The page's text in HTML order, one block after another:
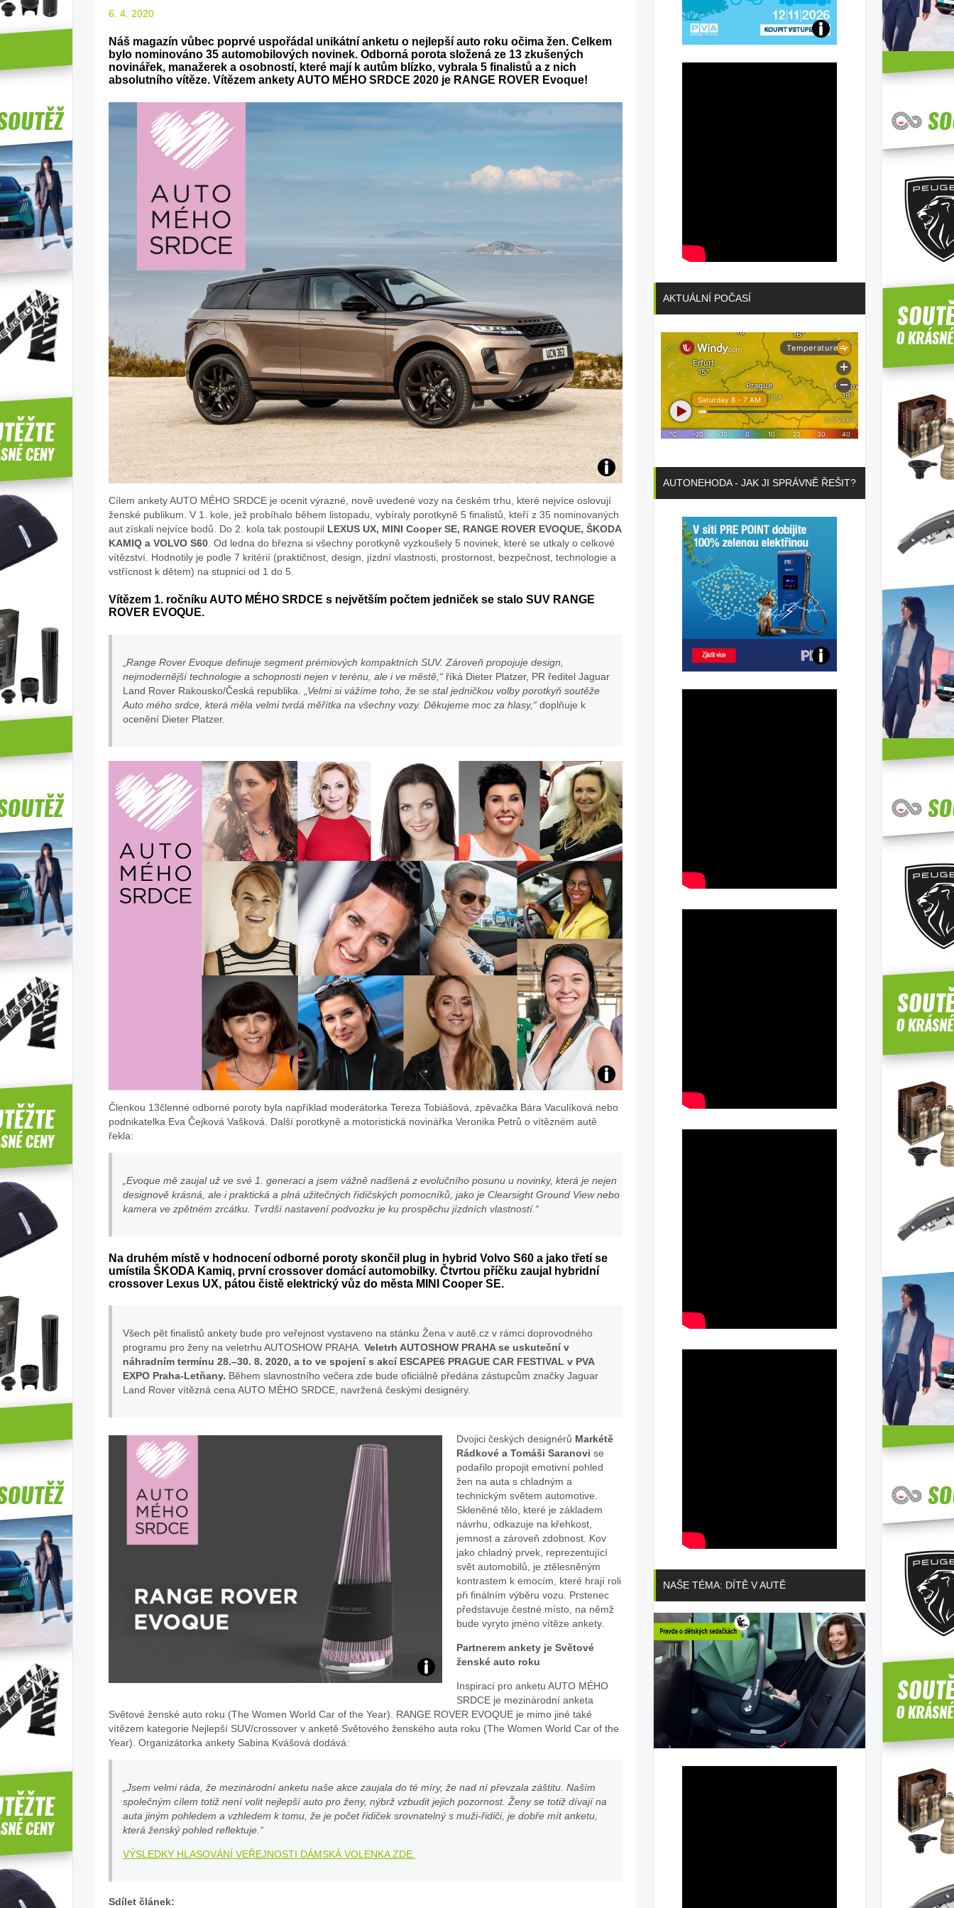
6. 4. 2020
Náš magazín vůbec poprvé uspořádal unikátní anketu o nejlepší auto roku očima žen. Celkem
bylo nominováno 35 automobilových novinek. Odborná porota složená ze 13 zkušených
novinářek, manažerek a osobností, které mají k autům blízko, vybrala 5 finalistů a z nich
absolutního vítěze. Vítězem ankety AUTO MÉHO SRDCE 2020 je RANGE ROVER Evoque!
Foto:
archiv
webu
Cílem ankety AUTO MÉHO SRDCE je ocenit výrazné, nově uvedené vozy na českém trhu, které nejvíce oslovují
ženské publikum. V 1. kole, jež probíhalo během listopadu, vybíraly porotkyně 5 finalistů, kteří z 35 nominovaných
aut získali nejvíce bodů. Do 2. kola tak postoupil LEXUS UX, MINI Cooper SE, RANGE ROVER EVOQUE, ŠKODA
KAMIQ a VOLVO S60 . Od ledna do března si všechny porotkyně vyzkoušely 5 novinek, které se utkaly o celkové
vítězství. Hodnotily je podle 7 kritérií (praktičnost, design, jízdní vlastnosti, prostornost, bezpečnost, technologie a
vstřícnost k dětem) na stupnici od 1 do 5.
Vítězem 1. ročníku AUTO MÉHO SRDCE s největším počtem jedniček se stalo SUV RANGE
ROVER EVOQUE.
Range Rover Evoque definuje segment prémiových kompaktních SUV. Zároveň propojuje design,
nejmodernější technologie a schopnosti nejen v terénu, ale i ve městě,“ říká Dieter Platzer, PR ředitel Jaguar
Land Rover Rakousko/Česká republika. „ Velmi si vážíme toho, že se stal jedničkou volby porotkyň soutěže
Auto mého srdce, která měla velmi tvrdá měřítka na všechny vozy. Děkujeme moc za hlasy,“ doplňuje k
ocenění Dieter Platzer.
Foto:
archiv
Členkou 13členné odborné poroty byla například moderátorka Tereza Tobiášová, zpěvačka Bára Vaculíková nebo
podnikatelka Eva Čejková Vašková. Další porotkyně a motoristická novinářka Veronika Petrů o vítězném autě
řekla:
„Evoque mě zaujal už ve své 1. generaci a jsem vážně nadšená z evolučního posunu u novinky, která je nejen
designově krásná, ale i praktická a plná užitečných řidičských pomocníků, jako je Clearsight Ground View nebo
kamera ve zpětném zrcátku. Tvrdší nastavení podvozku je ku prospěchu jízdních vlastností.“
Na druhém místě v hodnocení odborné poroty skončil plug in hybrid Volvo S60 a jako třetí se
umístila ŠKODA Kamiq, první crossover domácí automobilky. Čtvrtou příčku zaujal hybridní
crossover Lexus UX, pátou čistě elektrický vůz do města MINI Cooper SE.
Všech pět finalistů ankety bude pro veřejnost vystaveno na stánku Žena v autě.cz v rámci doprovodného
programu pro ženy na veletrhu AUTOSHOW PRAHA. Veletrh AUTOSHOW PRAHA se uskuteční v
náhradním termínu 28.–30. 8. 2020, a to ve spojení s akcí ESCAPE6 PRAGUE CAR FESTIVAL v PVA
EXPO Praha-Letňany. Během slavnostního večera zde bude oficiálně předána zástupcům značky Jaguar
Land Rover vítězná cena AUTO MÉHO SRDCE, navržená českými designéry.
Foto:
Dvojici českých designérů Markétě
Rádkové a Tomáši Saranovi se
podařilo propojit emotivní pohled
žen na auta s chladným a
technickým světem automotive.
Skleněné tělo, které je základem
návrhu, odkazuje na křehkost,
jemnost a zároveň zdobnost. Kov
jako chladný prvek, reprezentující
svět automobilů, je ztělesněným
kontrastem k emocím, které hrají roli
při finálním výběru vozu. Prstenec
představuje čestné místo, na němž
bude vyryto jméno vítěze ankety.
Partnerem ankety je Světové
ženské auto roku
Inspirací pro anketu AUTO MÉHO
SRDCE je mezinárodní anketa
Světové ženské auto roku (The Women World Car of the Year). RANGE ROVER EVOQUE je mimo jiné také
vítězem kategorie Nejlepší SUV/crossover v anketě Světového ženského auta roku (The Women World Car of the
Year). Organizátorka ankety Sabina Kvášová dodává:
„Jsem velmi ráda, že mezinárodní anketu naše akce zaujala do té míry, že nad ní převzala záštitu. Naším
společným cílem totiž není volit nejlepší auto pro ženy, nýbrž vzbudit jejich pozornost. Ženy se totiž dívají na
auta jiným pohledem a vzhledem k tomu, že je počet řidiček srovnatelný s muži-řidiči, je dobře mít anketu,
která ženský pohled reflektuje.“
VÝSLEDKY HLASOVÁNÍ VEŘEJNOSTI DÁMSKÁ VOLENKA ZDE.
Sdílet článek:
Přijďte
AKTUÁLNÍ POČASÍ
AUTONEHODA - JAK JI SPRÁVNĚ ŘEŠIT?
Poznejte
NAŠE TÉMA: DÍTĚ V AUTĚ